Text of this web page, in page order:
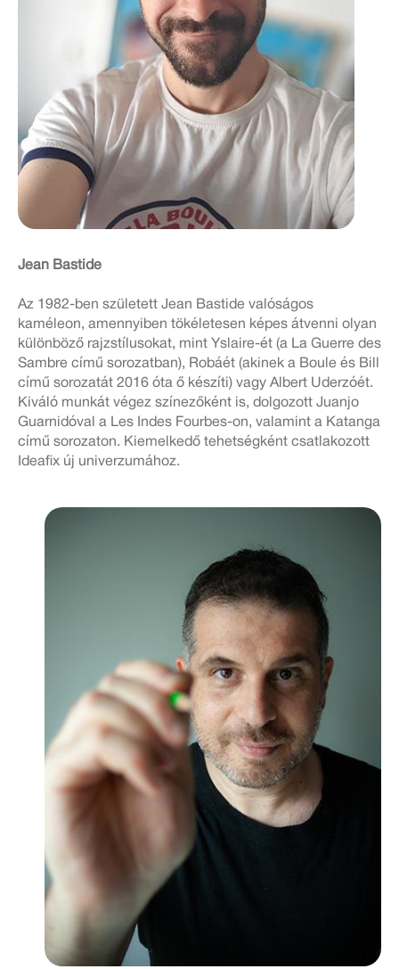
Jean Bastide
Az 1982-ben született Jean Bastide valóságos
kaméleon, amennyiben tökéletesen képes átvenni olyan
különböző rajzstílusokat, mint Yslaire-ét (a La Guerre des
Sambre című sorozatban), Robáét (akinek a Boule és Bill
című sorozatát 2016 óta ő készíti) vagy Albert Uderzóét.
Kiváló munkát végez színezőként is, dolgozott Juanjo
Guarnidóval a Les Indes Fourbes-on, valamint a Katanga
című sorozaton. Kiemelkedő tehetségként csatlakozott
Ideafix új univerzumához.